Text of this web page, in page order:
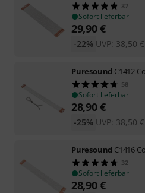
37
Sofort lieferbar
29,90€
UVP: 38,50 €
-22%
Puresound C1412
58
Sofort lieferbar
28,90€
UVP: 38,50 €
-25%
Puresound C1416
32
Sofort lieferbar
28,90€